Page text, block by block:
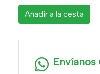
Añadir a la cesta